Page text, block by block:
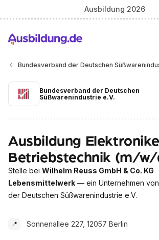
Ausbildung 2026
Bundesverband der Deutschen
Bundesverband der Deutschen
Süßwarenindustrie e.V.
Ausbildung
Betriebstechnik (m/
Stelle bei Wilhelm Reuss GmbH & Co. KG
Lebensmittelwerk — ein Unternehmen
der Deutschen Süßwarenindustrie e.V.
📍 Sonnenallee 227, 12057 Berlin